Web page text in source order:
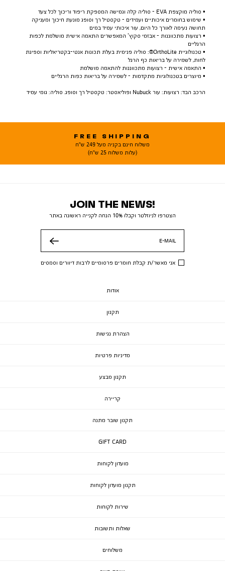
• סוליה מוקצפת EVA - סוליה קלה וגמישה המספקת ריפוד וריכוך לכל צעד
• שימוש בחומרים איכותיים ועמידים - טקסטיל רך וסופג מונעת חיכוך ומעניקה
תחושה נעימה לאורך כל היום, עור איכותי עמיד במים
• רצועות מתכווננות - אבזמי סקוץ’ המאפשרים התאמה אישית מושלמת לכפות
הרגליים
• טכנולוגיית OrthoLite®: סוליה פנימית בעלת תכונות אנטי-בקטריאליות וספיגת
לחות, לשמירה על בריאות כף הרגל
• התאמה אישית - רצועות מתכווננות להתאמה מושלמת
• מיוצרים בטכנולוגיות מתקדמות - לשמירה על בריאות כפות הרגליים
הרכב הבד: רצועות: עור Nubuck ופוליאסטר: טקסטיל רך וסופג. סוליה: גומי עמיד
FREE SHIPPING
משלוח חינם בקניה מעל 249 ש"ח
(עלות משלוח 25 ש"ח)
JOIN THE NEWS!
הצטרפו לניוזלטר וקבלו 10% הנחה לקנייה ראשונה באתר
E-MAIL
אני מאשר/ת קבלת חומרים פרסומיים לרבות דיוורים וסמסים
אודות
תקנון
הצהרת נגישות
מדיניות פרטיות
תקנון מבצע
קריירה
תקנון שובר מתנה
GIFT CARD
מועדון לקוחות
תקנון מועדון לקוחות
שירות לקוחות
שאלות ותשובות
משלוחים